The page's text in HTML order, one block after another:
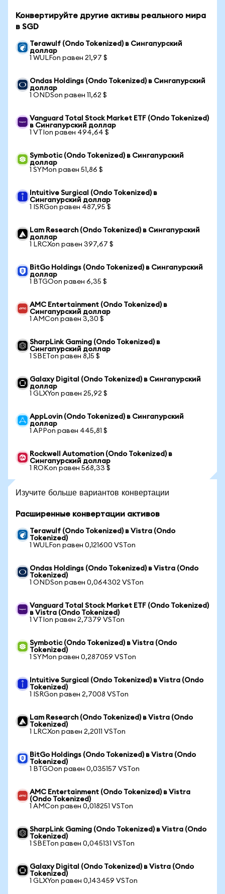
Конвертируйте другие активы реального мира
в SGD
Terawulf (Ondo Tokenized) в Сингапурский
доллар
1 WULFon равен 21,97 $
Ondas Holdings (Ondo Tokenized) в Сингапурский
доллар
1 ONDSon равен 11,62 $
Vanguard Total Stock Market ETF (Ondo Tokenized)
в Сингапурский доллар
1 VTIon равен 494,64 $
Symbotic (Ondo Tokenized) в Сингапурский
доллар
1 SYMon равен 51,86 $
Intuitive Surgical (Ondo Tokenized) в
Сингапурский доллар
1 ISRGon равен 487,95 $
Lam Research (Ondo Tokenized) в Сингапурский
доллар
1 LRCXon равен 397,67 $
BitGo Holdings (Ondo Tokenized) в Сингапурский
доллар
1 BTGOon равен 6,35 $
AMC Entertainment (Ondo Tokenized) в
Сингапурский доллар
1 AMCon равен 3,30 $
SharpLink Gaming (Ondo Tokenized) в
Сингапурский доллар
1 SBETon равен 8,15 $
Galaxy Digital (Ondo Tokenized) в Сингапурский
доллар
1 GLXYon равен 25,92 $
AppLovin (Ondo Tokenized) в Сингапурский
доллар
1 APPon равен 445,81 $
Rockwell Automation (Ondo Tokenized) в
Сингапурский доллар
1 ROKon равен 568,33 $
Изучите больше вариантов конвертации
Расширенные конвертации активов
Terawulf (Ondo Tokenized) в Vistra (Ondo
Tokenized)
1 WULFon равен 0,121600 VSTon
Ondas Holdings (Ondo Tokenized) в Vistra (Ondo
Tokenized)
1 ONDSon равен 0,064302 VSTon
Vanguard Total Stock Market ETF (Ondo Tokenized)
в Vistra (Ondo Tokenized)
1 VTIon равен 2,7379 VSTon
Symbotic (Ondo Tokenized) в Vistra (Ondo
Tokenized)
1 SYMon равен 0,287059 VSTon
Intuitive Surgical (Ondo Tokenized) в Vistra (Ondo
Tokenized)
1 ISRGon равен 2,7008 VSTon
Lam Research (Ondo Tokenized) в Vistra (Ondo
Tokenized)
1 LRCXon равен 2,2011 VSTon
BitGo Holdings (Ondo Tokenized) в Vistra (Ondo
Tokenized)
1 BTGOon равен 0,035157 VSTon
AMC Entertainment (Ondo Tokenized) в Vistra
(Ondo Tokenized)
1 AMCon равен 0,018251 VSTon
SharpLink Gaming (Ondo Tokenized) в Vistra (Ondo
Tokenized)
1 SBETon равен 0,045131 VSTon
Galaxy Digital (Ondo Tokenized) в Vistra (Ondo
Tokenized)
1 GLXYon равен 0,143459 VSTon